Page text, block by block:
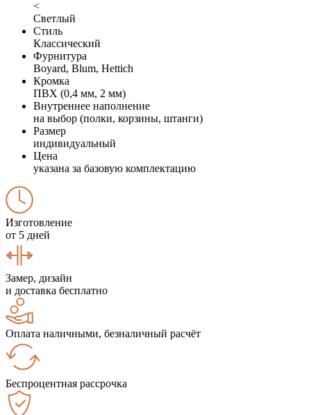
<
Светлый
Стиль
Классический
Фурнитура
Boyard, Blum, Hettich
Кромка
ПВХ (0,4 мм, 2 мм)
Внутреннее наполнение
на выбор (полки, корзины, штанги)
Размер
индивидуальный
Цена
указана за базовую комплектацию
Изготовление
от 5 дней
Замер, дизайн
и доставка бесплатно
Оплата наличными, безналичный расчёт
Беспроцентная рассрочка